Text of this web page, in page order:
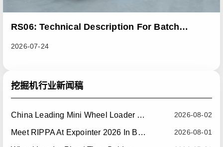
RS06: Technical Description For Batch
2026-07-24
挖掘机行业新闻稿
2026-08-02
China Leading Mini Wheel Loader Supplier: Reliable Compact Wheel Loaders For Global Markets
2026-08-01
Meet RIPPA At Expointer 2026 In Brazil